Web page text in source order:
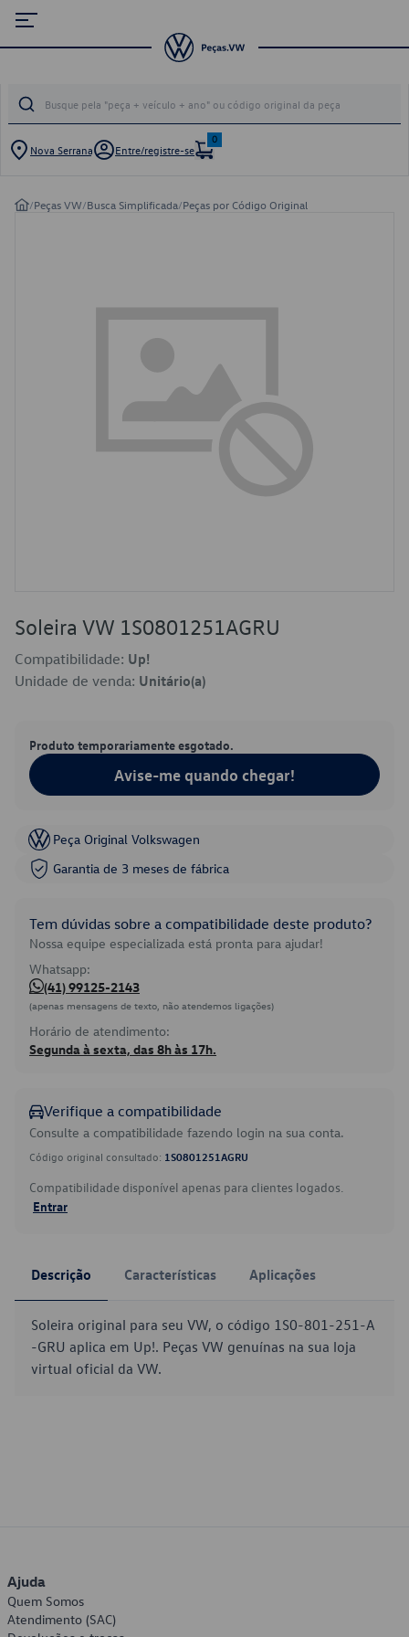
Nova Serrana Entre/registre-se
0
/Peças VW/Busca Simplificada/Peças por Código Original
Soleira VW 1S0801251AGRU
Compatibilidade: Up!
Unidade de venda: Unitário(a)
Produto temporariamente esgotado.
Avise-me quando chegar!
Peça Original Volkswagen
Garantia de 3 meses de fábrica
Tem dúvidas sobre a compatibilidade deste produto?
Nossa equipe especializada está pronta para ajudar!
Whatsapp:
(41) 99125-2143
(apenas mensagens de texto, não atendemos ligações)
Horário de atendimento:
Segunda à sexta, das 8h às 17h.
Verifique a compatibilidade
Consulte a compatibilidade fazendo login na sua conta.
Código original consultado: 1S0801251AGRU
Compatibilidade disponível apenas para clientes logados.
Entrar
Descrição Características Aplicações
Soleira original para seu VW, o código 1S0-801-251-A
-GRU aplica em Up!. Peças VW genuínas na sua loja
virtual oficial da VW.
Ajuda
Quem Somos
Atendimento (SAC)